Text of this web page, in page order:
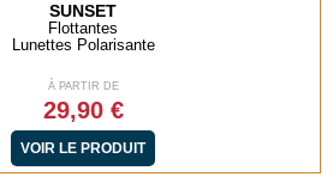
SUNSET
Flottantes
Lunettes Polarisante
À PARTIR DE
29,90 €
VOIR LE PRODUIT